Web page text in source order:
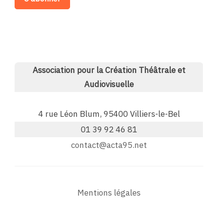
Association pour la Création Théâtrale et
Audiovisuelle
4 rue Léon Blum, 95400 Villiers-le-Bel
01 39 92 46 81
contact@acta95.net
Mentions légales